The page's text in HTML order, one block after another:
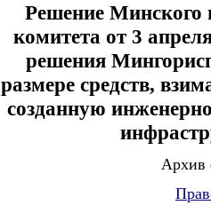
Решение Минского
комитета от 3
решения
размере средств,
созданную
Архив